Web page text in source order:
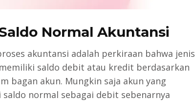
Normal Akuntansi
akuntansi adalah perkiraan bahwa jenis
saldo debit atau kredit berdasarkan
bagan akun. Mungkin saja akun yang
normal sebagai debit sebenarnya